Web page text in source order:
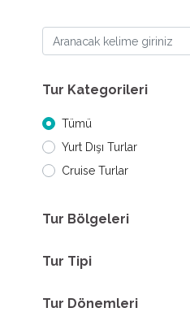
Tur Kategorileri
Tümü
Yurt Dışı Turlar
Cruise Turlar
Tur Bölgeleri
Tur Tipi
Tur Dönemleri